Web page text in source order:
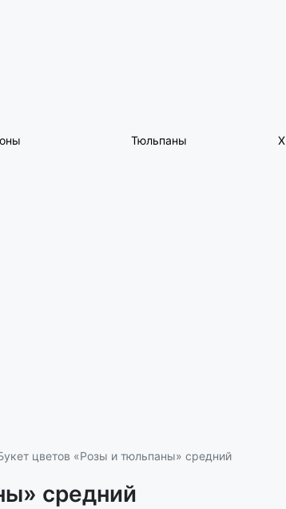
Тюльпаны
цветов «Розы и тюльпаны» средний
средний